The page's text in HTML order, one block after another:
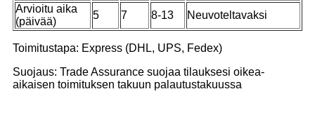
Arvioitu aika
(päivää)
5 7 8-13 Neuvoteltavaksi
Toimitustapa: Express (DHL, UPS, Fedex)
Suojaus: Trade Assurance suojaa tilauksesi oikea-
aikaisen toimituksen takuun palautustakuussa